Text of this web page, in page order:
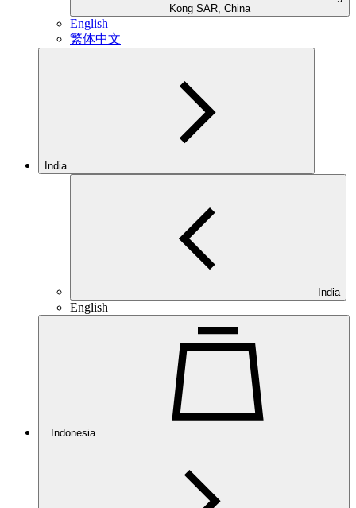
Kong SAR, China
English
繁体中文
India
India
English
Indonesia